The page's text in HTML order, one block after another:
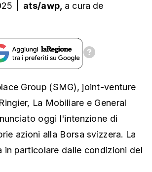
ats/awp, a cura de
Group (SMG), joint-venture
La Mobiliare e General
oggi l'intenzione di
azioni alla Borsa svizzera. La
in particolare dalle condizioni del